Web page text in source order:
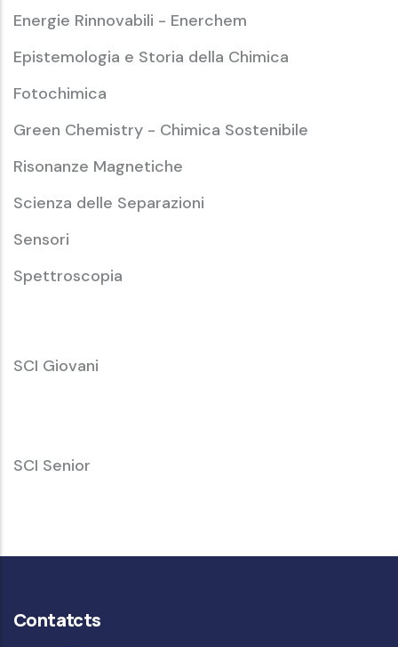
Energie Rinnovabili - Enerchem
Epistemologia e Storia della Chimica
Fotochimica
Green Chemistry - Chimica Sostenibile
Risonanze Magnetiche
Scienza delle Separazioni
Sensori
Spettroscopia
SCI
Giovani
SCI Giovani
SCI
Senior
SCI Senior
Contatcts